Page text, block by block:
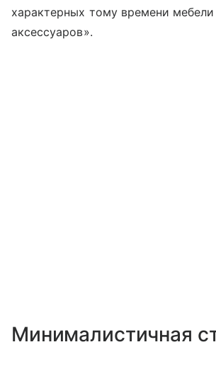
характерных тому времени
аксессуаров».
Минималистичная